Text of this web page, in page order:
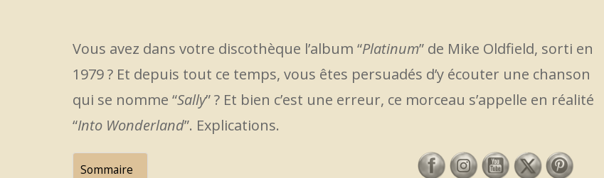
Vous avez dans votre discothèque l’album “Platinum” de Mike Oldfield, sorti en
1979 ? Et depuis tout ce temps, vous êtes persuadés d’y écouter une chanson
qui se nomme “Sally” ? Et bien c’est une erreur, ce morceau s’appelle en réalité
“Into Wonderland”. Explications.
Sommaire